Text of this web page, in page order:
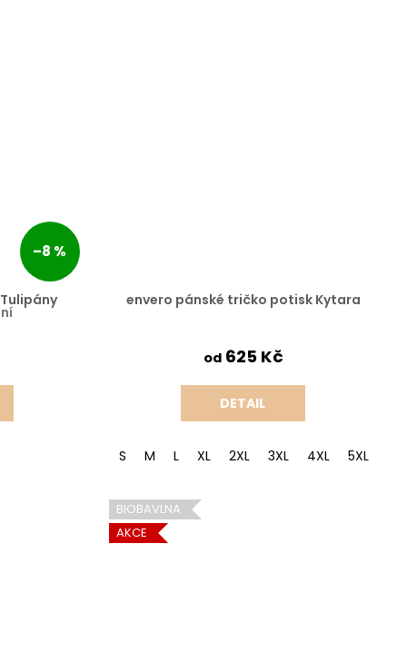
–8 %
envero pánské tričko potisk Kytara
od625 Kč
DETAIL
S M L XL 2XL 3XL 4XL 5XL
BIOBAVLNA
AKCE